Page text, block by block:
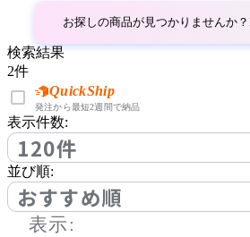
by interiors
バイインテリアズ
Coccole
コッコレ
お探しの商品が見つかりませんか
検索結果
2件
QuickShip
発注から最短2週間で納品
表示件数:
120件
並び順:
おすすめ順
表示: